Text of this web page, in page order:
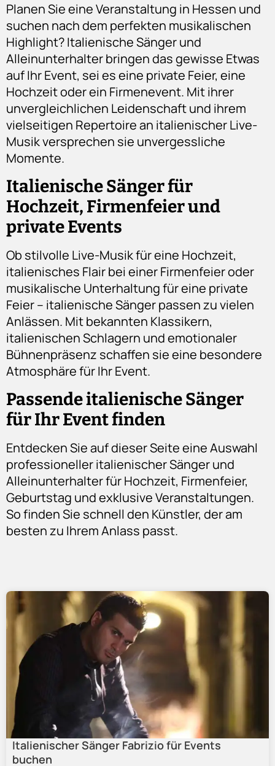
Planen Sie eine Veranstaltung in Hessen und
suchen nach dem perfekten musikalischen
Highlight? Italienische Sänger und
Alleinunterhalter bringen das gewisse Etwas
auf Ihr Event, sei es eine private Feier, eine
Hochzeit oder ein Firmenevent. Mit ihrer
unvergleichlichen Leidenschaft und ihrem
vielseitigen Repertoire an italienischer Live-
Musik versprechen sie unvergessliche
Momente.
Italienische Sänger für
Hochzeit, Firmenfeier und
private Events
Ob stilvolle Live-Musik für eine Hochzeit,
italienisches Flair bei einer Firmenfeier oder
musikalische Unterhaltung für eine private
Feier – italienische Sänger passen zu vielen
Anlässen. Mit bekannten Klassikern,
italienischen Schlagern und emotionaler
Bühnenpräsenz schaffen sie eine besondere
Atmosphäre für Ihr Event.
Passende italienische Sänger
für Ihr Event finden
Entdecken Sie auf dieser Seite eine Auswahl
professioneller italienischer Sänger und
Alleinunterhalter für Hochzeit, Firmenfeier,
Geburtstag und exklusive Veranstaltungen.
So finden Sie schnell den Künstler, der am
besten zu Ihrem Anlass passt.
Italienischer Sänger Fabrizio für Events
buchen